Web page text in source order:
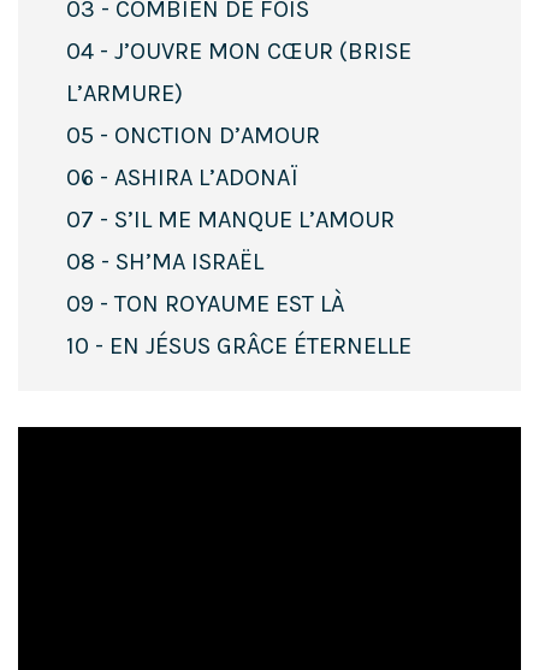
03 - COMBIEN DE FOIS
04 - J’OUVRE MON CŒUR (BRISE
L’ARMURE)
05 - ONCTION D’AMOUR
06 - ASHIRA L’ADONAÏ
07 - S’IL ME MANQUE L’AMOUR
08 - SH’MA ISRAËL
09 - TON ROYAUME EST LÀ
10 - EN JÉSUS GRÂCE ÉTERNELLE